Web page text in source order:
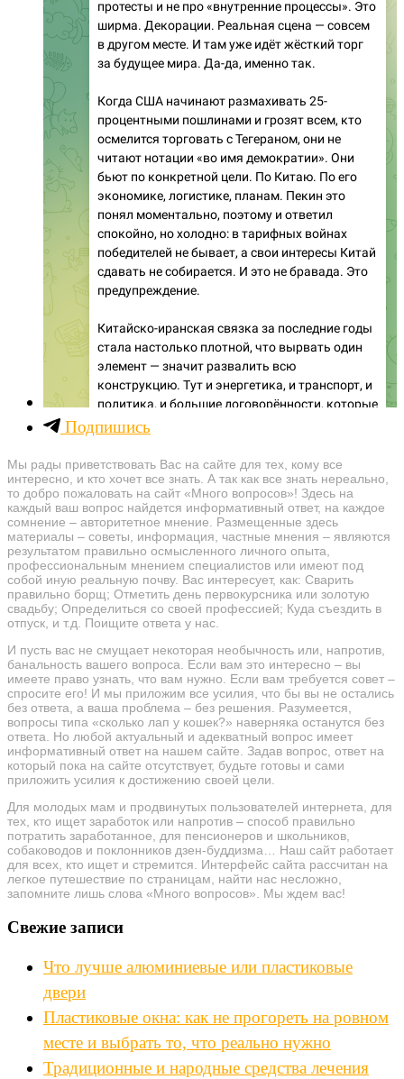
Подпишись
Мы рады приветствовать Вас на сайте для тех, кому все
интересно, и кто хочет все знать. А так как все знать нереально,
то добро пожаловать на сайт «Много вопросов»! Здесь на
каждый ваш вопрос найдется информативный ответ, на каждое
сомнение – авторитетное мнение. Размещенные здесь
материалы – советы, информация, частные мнения – являются
результатом правильно осмысленного личного опыта,
профессиональным мнением специалистов или имеют под
собой иную реальную почву. Вас интересует, как: Сварить
правильно борщ; Отметить день первокурсника или золотую
свадьбу; Определиться со своей профессией; Куда съездить в
отпуск, и т.д. Поищите ответа у нас.
И пусть вас не смущает некоторая необычность или, напротив,
банальность вашего вопроса. Если вам это интересно – вы
имеете право узнать, что вам нужно. Если вам требуется совет –
спросите его! И мы приложим все усилия, что бы вы не остались
без ответа, а ваша проблема – без решения. Разумеется,
вопросы типа «сколько лап у кошек?» наверняка останутся без
ответа. Но любой актуальный и адекватный вопрос имеет
информативный ответ на нашем сайте. Задав вопрос, ответ на
который пока на сайте отсутствует, будьте готовы и сами
приложить усилия к достижению своей цели.
Для молодых мам и продвинутых пользователей интернета, для
тех, кто ищет заработок или напротив – способ правильно
потратить заработанное, для пенсионеров и школьников,
собаководов и поклонников дзен-буддизма… Наш сайт работает
для всех, кто ищет и стремится. Интерфейс сайта рассчитан на
легкое путешествие по страницам, найти нас несложно,
запомните лишь слова «Много вопросов». Мы ждем вас!
Свежие записи
Что лучше алюминиевые или пластиковые
двери
Пластиковые окна: как не прогореть на ровном
месте и выбрать то, что реально нужно
Традиционные и народные средства лечения